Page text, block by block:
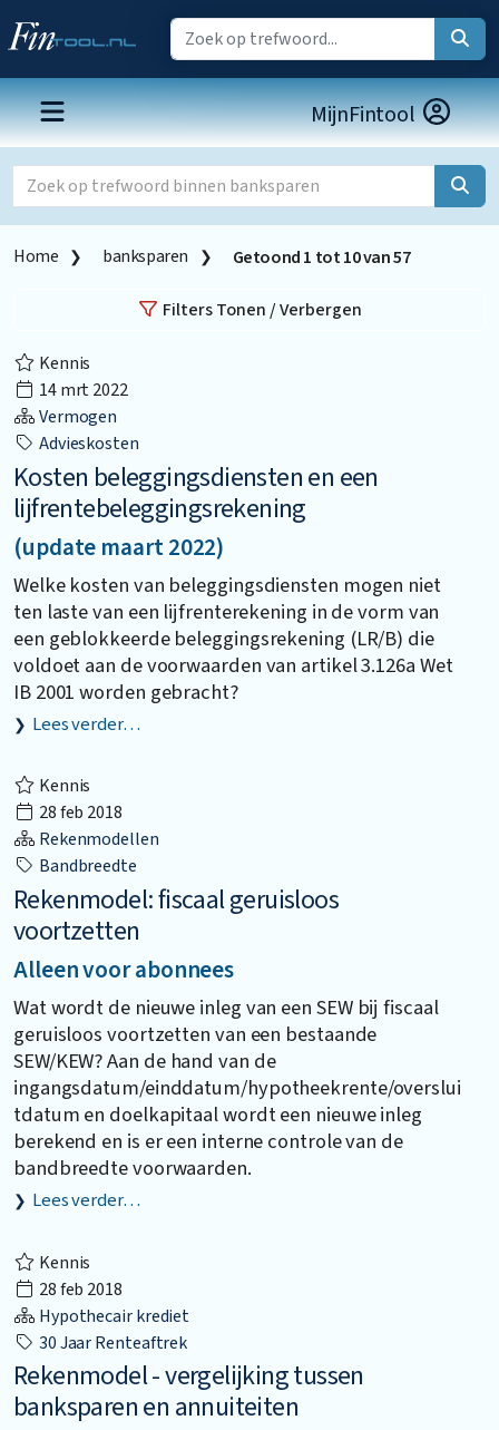
MijnFintool
Home banksparen Getoond1 tot10van57
Filters Tonen / Verbergen
Kennis
14 mrt 2022
Vermogen
Advieskosten
Kosten beleggingsdiensten en een
lijfrentebeleggingsrekening
(update maart 2022)
Welke kosten van beleggingsdiensten mogen niet
ten laste van een lijfrenterekening in de vorm van
een geblokkeerde beleggingsrekening (LR/B) die
voldoet aan de voorwaarden van artikel 3.126a Wet
IB 2001 worden gebracht?
Lees verder…
Kennis
28 feb 2018
Rekenmodellen
Bandbreedte
Rekenmodel: fiscaal geruisloos
voortzetten
Alleen voor abonnees
Wat wordt de nieuwe inleg van een SEW bij fiscaal
geruisloos voortzetten van een bestaande
SEW/KEW? Aan de hand van de
ingangsdatum/einddatum/hypotheekrente/overslui
tdatum en doelkapitaal wordt een nieuwe inleg
berekend en is er een interne controle van de
bandbreedte voorwaarden.
Lees verder…
Kennis
28 feb 2018
Hypothecair krediet
30 Jaar Renteaftrek
Rekenmodel - vergelijking tussen
banksparen en annuiteiten